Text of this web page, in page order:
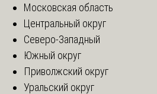
Московская область
Центральный округ
Северо-Западный
Южный округ
Приволжский округ
Уральский округ